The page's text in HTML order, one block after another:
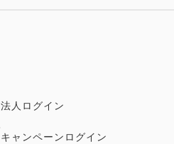
法人ログイン
キャンペーンログイン